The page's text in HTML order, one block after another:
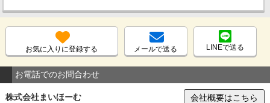
お気に入りに登録する メールで送る LINEで送る
お電話でのお問合わせ
株式会社まいほーむ 会社概要はこちら